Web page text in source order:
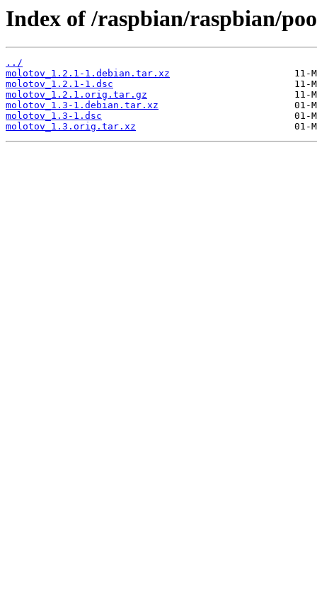
Index of /raspbian/raspbian/
../
molotov_1.2.1-1.debian.tar.xz
molotov_1.2.1-1.dsc
molotov_1.2.1.orig.tar.gz
molotov_1.3-1.debian.tar.xz
molotov_1.3-1.dsc
molotov_1.3.orig.tar.xz